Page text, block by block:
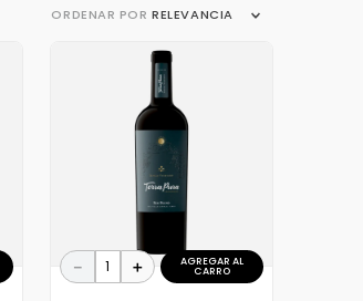
ORDENAR POR RELEVANCIA
＋
－ AGREGAR AL
CARRO